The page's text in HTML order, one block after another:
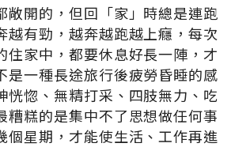
敞開的，但回「家」時總是連跑
越有勁，越奔越跑越上癮，每次
住家中，都要休息好長一陣，才
是一種長途旅行後疲勞昏睡的感
恍惚、無精打采、四肢無力、吃
糟糕的是集中不了思想做任何事
個星期，才能使生活、工作再進